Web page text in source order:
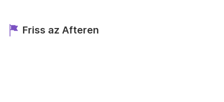
Friss az Afteren